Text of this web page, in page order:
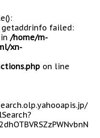
getaddrinfo failed:
/home/m-
xn-
on line